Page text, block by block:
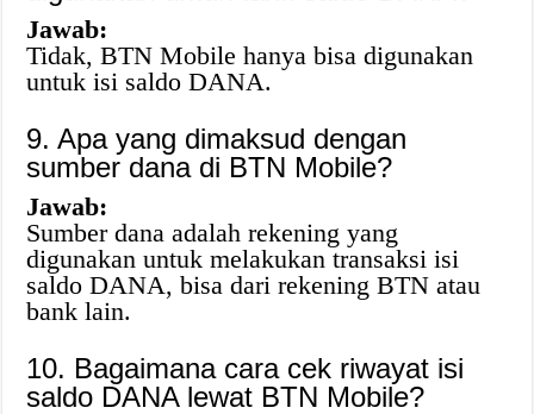
Jawab:
Tidak, BTN Mobile hanya bisa digunakan
untuk isi saldo DANA.
9. Apa yang dimaksud dengan
sumber dana di BTN Mobile?
Jawab:
Sumber dana adalah rekening yang
digunakan untuk melakukan transaksi isi
saldo DANA, bisa dari rekening BTN atau
bank lain.
10. Bagaimana cara cek riwayat isi
saldo DANA lewat BTN Mobile?